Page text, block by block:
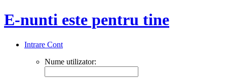
E-nunti este pentru tine
Intrare Cont
Nume utilizator: